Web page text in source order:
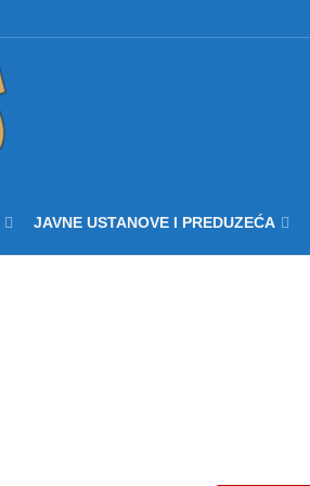
JAVNE USTANOVE I PREDUZEĆA